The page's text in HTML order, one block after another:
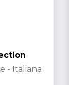
- Italiana